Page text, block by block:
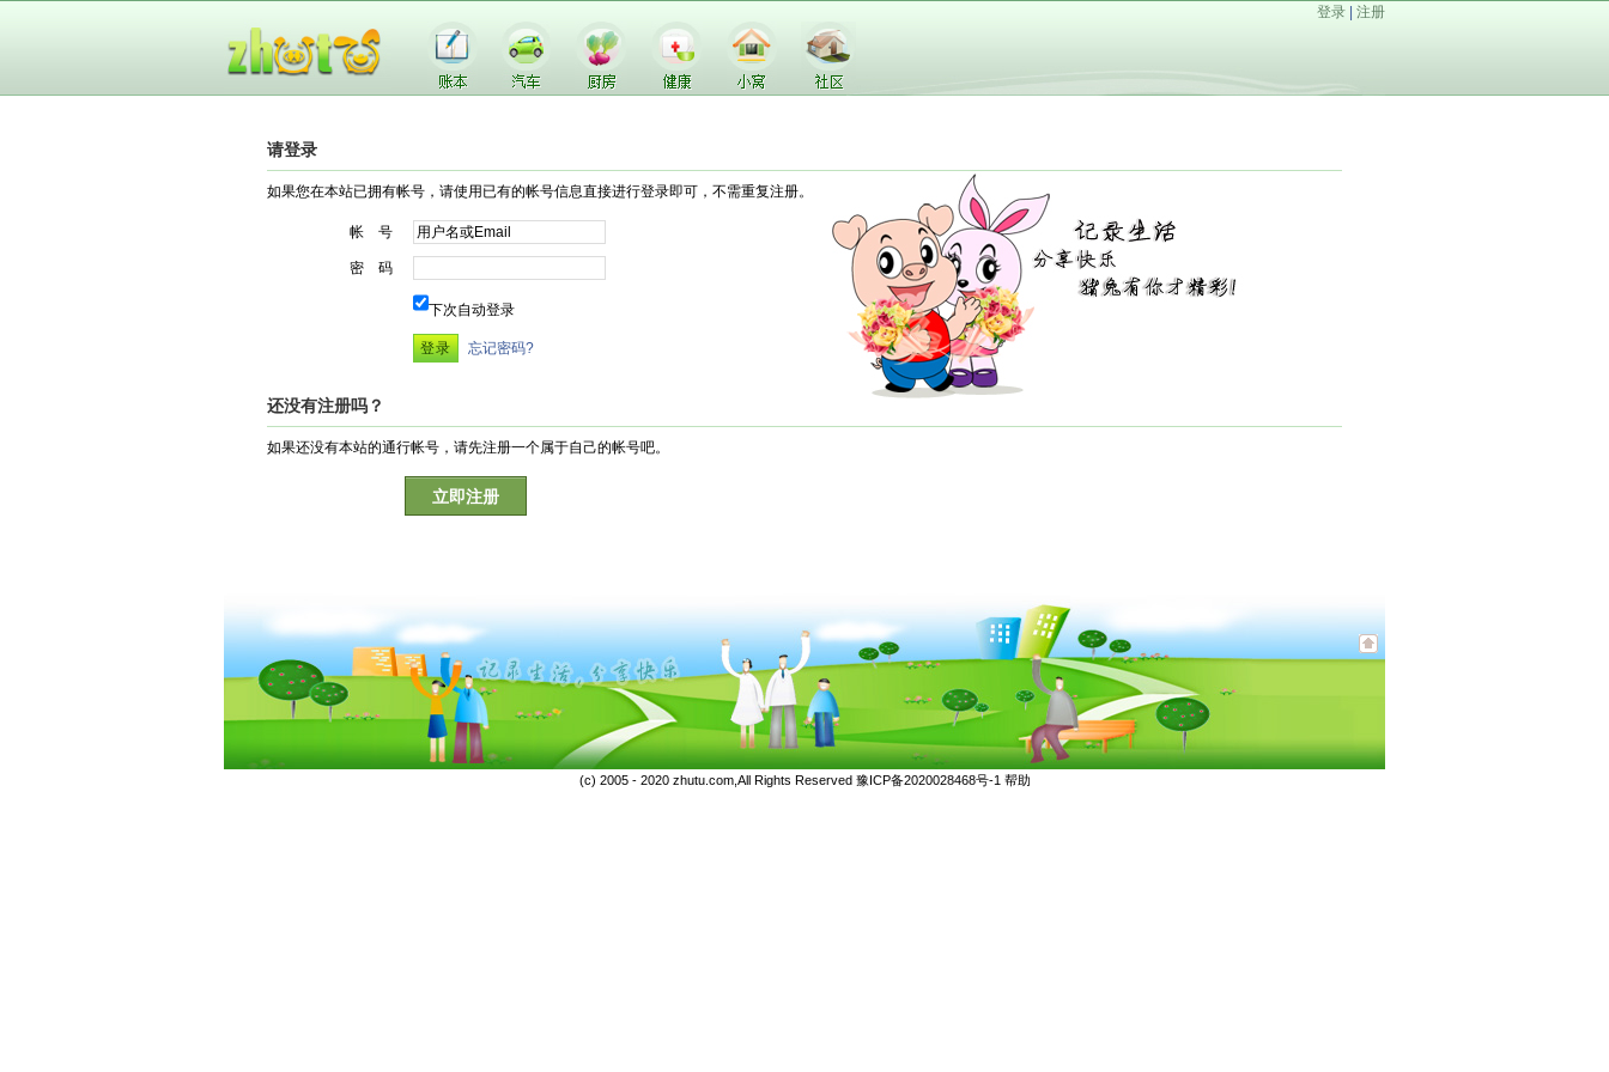
登录 注册
请登录
如果您在本站已拥有帐号，请使用已有的帐号信息直接进行登录即可，不需重复注册。
帐 号
密 码
下次自动登录
忘记密码?
还没有注册吗？
如果还没有本站的通行帐号，请先注册一个属于自己的帐号吧。
立即注册
(c) 2005 - 2020 zhutu.com,All Rights Reserved 豫ICP备2020028468号-1 帮助